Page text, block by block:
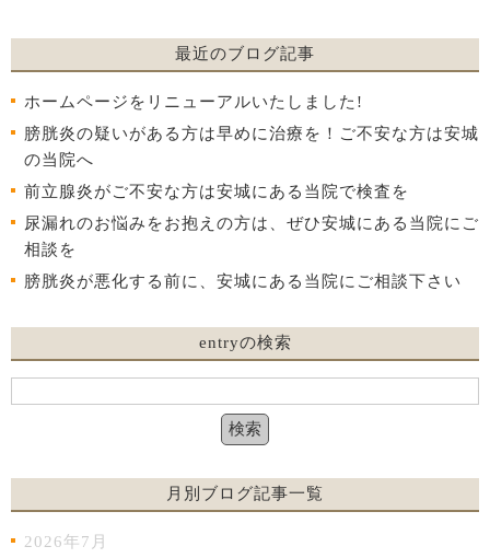
最近のブログ記事
ホームページをリニューアルいたしました!
膀胱炎の疑いがある方は早めに治療を！ご不安な方は安城
の当院へ
前立腺炎がご不安な方は安城にある当院で検査を
尿漏れのお悩みをお抱えの方は、ぜひ安城にある当院にご
相談を
膀胱炎が悪化する前に、安城にある当院にご相談下さい
entryの検索
月別ブログ記事一覧
2026年7月